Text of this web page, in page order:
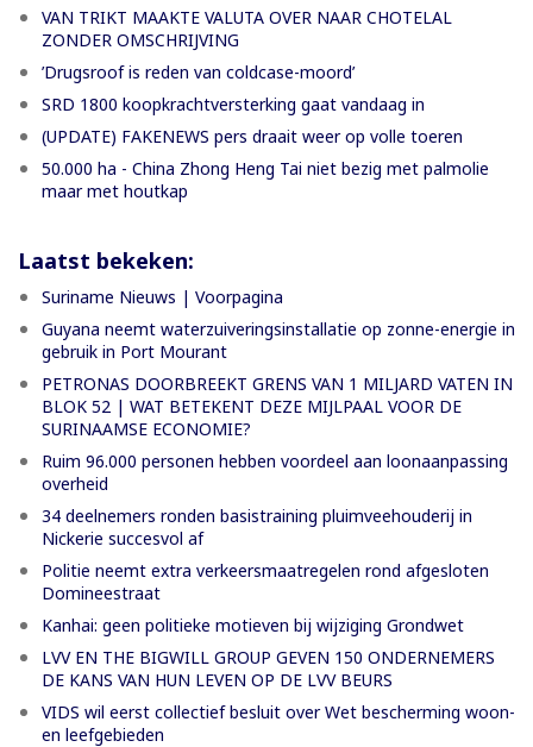
VAN TRIKT MAAKTE VALUTA OVER NAAR CHOTELAL
ZONDER OMSCHRIJVING
’Drugsroof is reden van coldcase-moord’
SRD 1800 koopkrachtversterking gaat vandaag in
(UPDATE) FAKENEWS pers draait weer op volle toeren
50.000 ha - China Zhong Heng Tai niet bezig met palmolie
maar met houtkap
Laatst bekeken:
Suriname Nieuws | Voorpagina
Guyana neemt waterzuiveringsinstallatie op zonne-energie in
gebruik in Port Mourant
PETRONAS DOORBREEKT GRENS VAN 1 MILJARD VATEN IN
BLOK 52 | WAT BETEKENT DEZE MIJLPAAL VOOR DE
SURINAAMSE ECONOMIE?
Ruim 96.000 personen hebben voordeel aan loonaanpassing
overheid
34 deelnemers ronden basistraining pluimveehouderij in
Nickerie succesvol af
Politie neemt extra verkeersmaatregelen rond afgesloten
Domineestraat
Kanhai: geen politieke motieven bij wijziging Grondwet
LVV EN THE BIGWILL GROUP GEVEN 150 ONDERNEMERS
DE KANS VAN HUN LEVEN OP DE LVV BEURS
VIDS wil eerst collectief besluit over Wet bescherming woon-
en leefgebieden